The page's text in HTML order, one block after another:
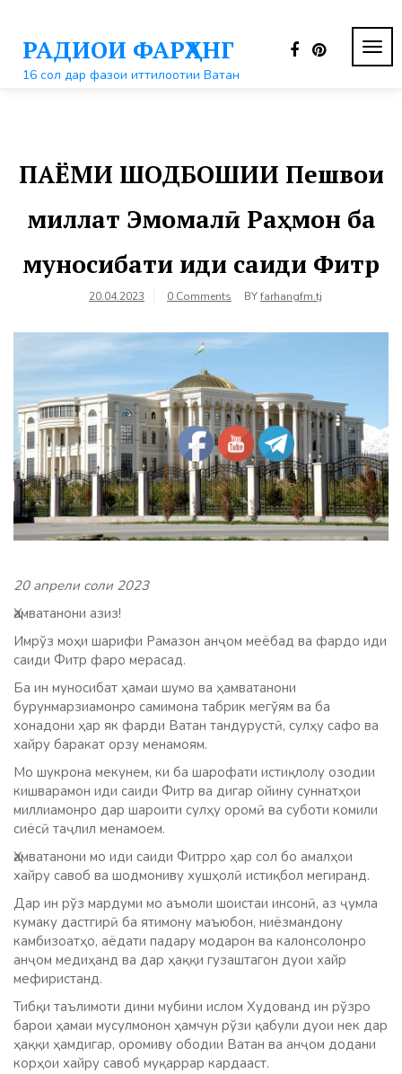
контентуРАДИОИ ФАРҲАНГ
16 сол дар фазои иттилоотии Ватан
ПАЁМИ ШОДБОШИИ Пешвои
миллат Эмомалӣ Раҳмон ба
муносибати иди саиди Фитр
20.04.2023 0 Comments BYfarhangfm.tj
20 апрели соли 2023
Ҳамватанони азиз!
Имрўз моҳи шарифи Рамазон анҷом меёбад ва фардо иди
саиди Фитр фаро мерасад.
Ба ин муносибат ҳамаи шумо ва ҳамватанони
бурунмарзиамонро самимона табрик мегўям ва ба
хонадони ҳар як фарди Ватан тандурустӣ, сулҳу сафо ва
хайру баракат орзу менамоям.
Мо шукрона мекунем, ки ба шарофати истиқлолу озодии
кишварамон иди саиди Фитр ва дигар ойину суннатҳои
миллиамонро дар шароити сулҳу оромӣ ва суботи комили
сиёсӣ таҷлил менамоем.
Ҳамватанони мо иди саиди Фитрро ҳар сол бо амалҳои
хайру савоб ва шодмониву хушҳолӣ истиқбол мегиранд.
Дар ин рўз мардуми мо аъмоли шоистаи инсонӣ, аз ҷумла
кумаку дастгирӣ ба ятимону маъюбон, ниёзмандону
камбизоатҳо, аёдати падару модарон ва калонсолонро
анҷом медиҳанд ва дар ҳаққи гузаштагон дуои хайр
мефиристанд.
Тибқи таълимоти дини мубини ислом Худованд ин рўзро
барои ҳамаи мусулмонон ҳамчун рўзи қабули дуои нек дар
ҳаққи ҳамдигар, оромиву ободии Ватан ва анҷом додани
корҳои хайру савоб муқаррар кардааст.